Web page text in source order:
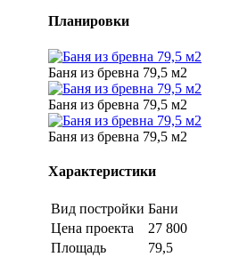
Планировки
Баня из бревна 79,5 м2
Баня из бревна 79,5 м2
Баня из бревна 79,5 м2
Характеристики
Вид постройки Бани
Цена проекта
27 800
Площадь
79,5